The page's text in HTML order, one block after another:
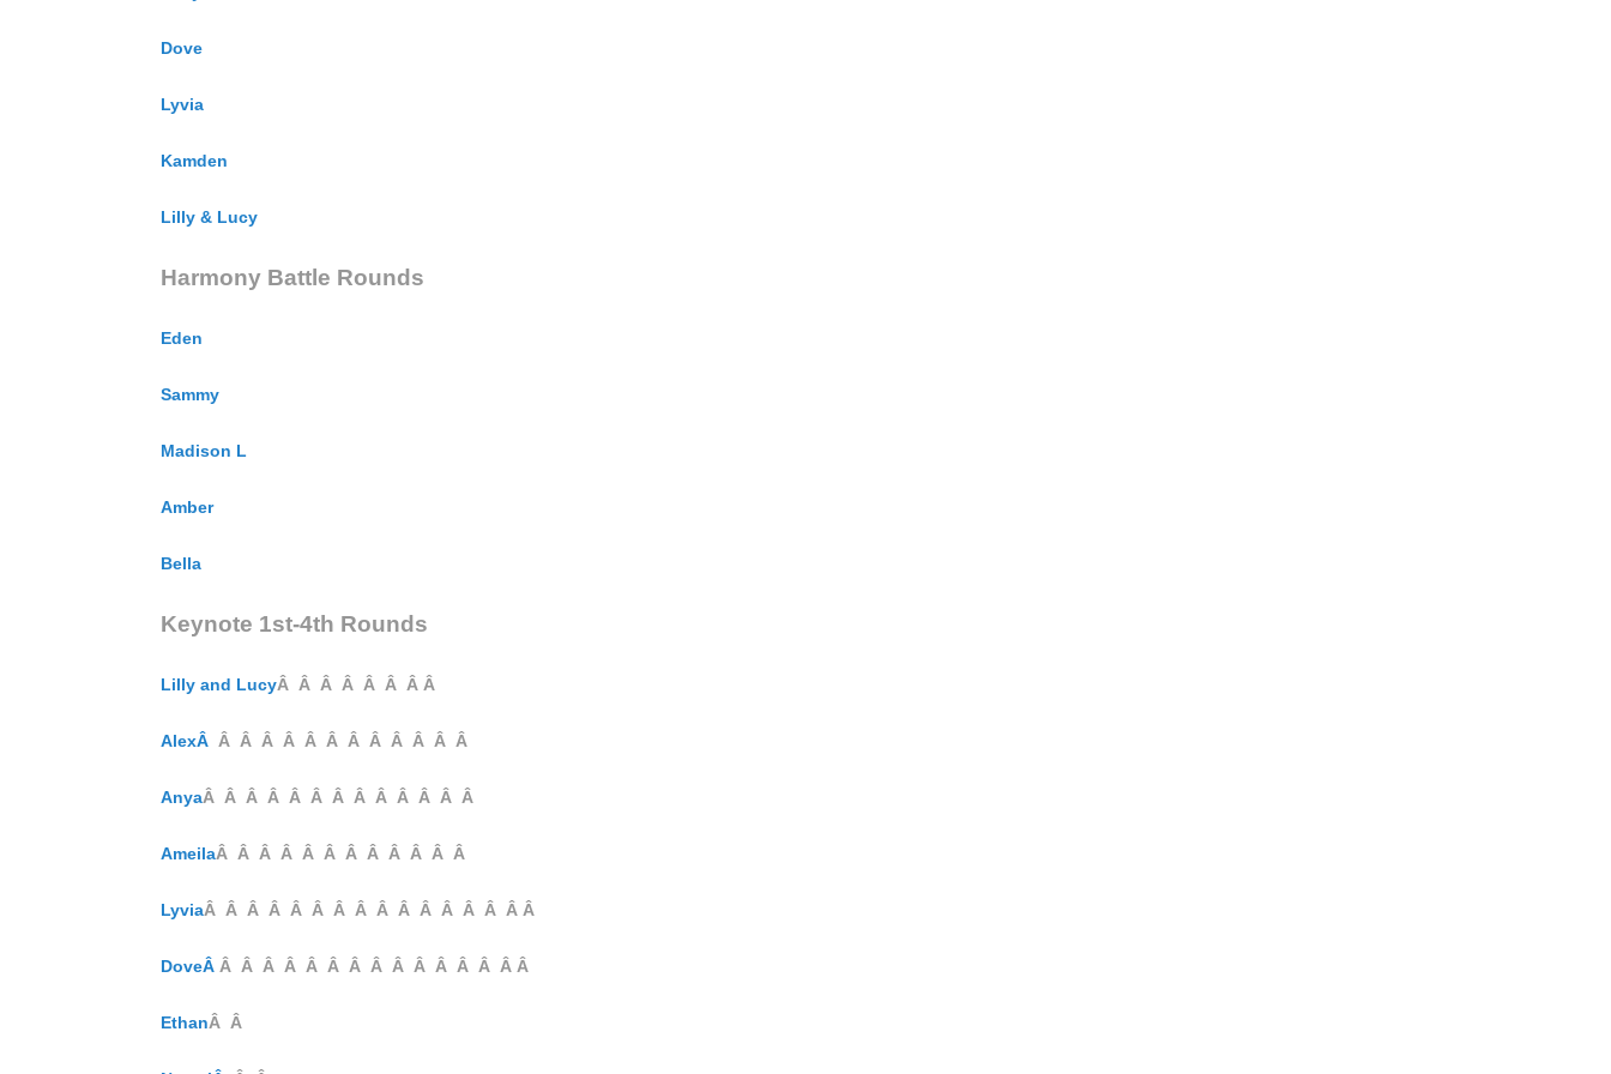
Dove
Lyvia
Kamden
Lilly & Lucy
Harmony Battle Rounds
Eden
Sammy
Madison L
Amber
Bella
Keynote 1st-4th Rounds
Lilly and LucyÂ Â Â Â Â Â Â Â
AlexÂ Â Â Â Â Â Â Â Â Â Â Â Â
AnyaÂ Â Â Â Â Â Â Â Â Â Â Â Â
AmeilaÂ Â Â Â Â Â Â Â Â Â Â Â
LyviaÂ Â Â Â Â Â Â Â Â Â Â Â Â Â Â Â
DoveÂ Â Â Â Â Â Â Â Â Â Â Â Â Â Â Â
EthanÂ Â